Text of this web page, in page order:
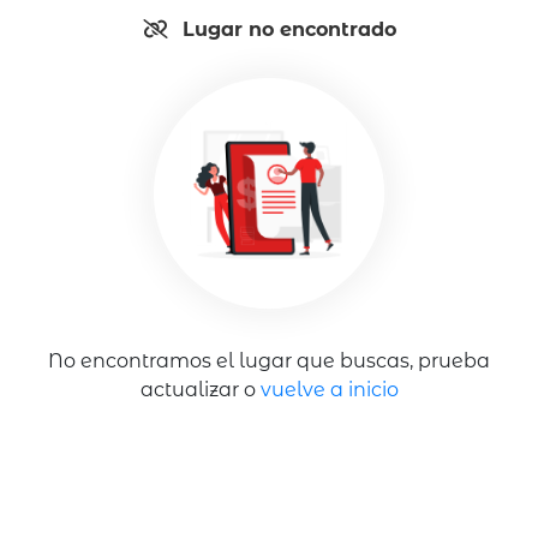
Lugar no encontrado
No encontramos el lugar que buscas, prueba
actualizar o vuelve a inicio